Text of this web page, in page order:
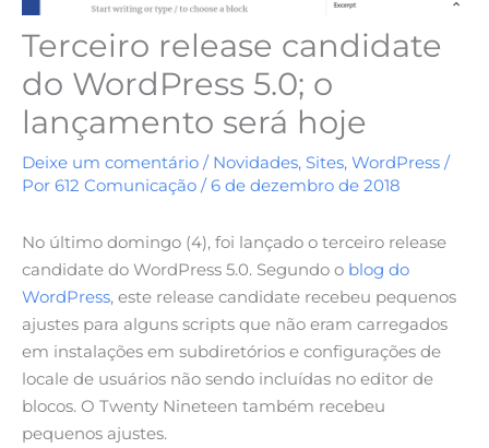
Terceiro release candidate
do WordPress 5.0; o
lançamento será hoje
Deixe um comentário / Novidades, Sites, WordPress /
Por 612 Comunicação /6 de dezembro de 2018
No último domingo (4), foi lançado o terceiro release
candidate do WordPress 5.0. Segundo o blog do
WordPress, este release candidate recebeu pequenos
ajustes para alguns scripts que não eram carregados
em instalações em subdiretórios e configurações de
locale de usuários não sendo incluídas no editor de
blocos. O Twenty Nineteen também recebeu
pequenos ajustes.